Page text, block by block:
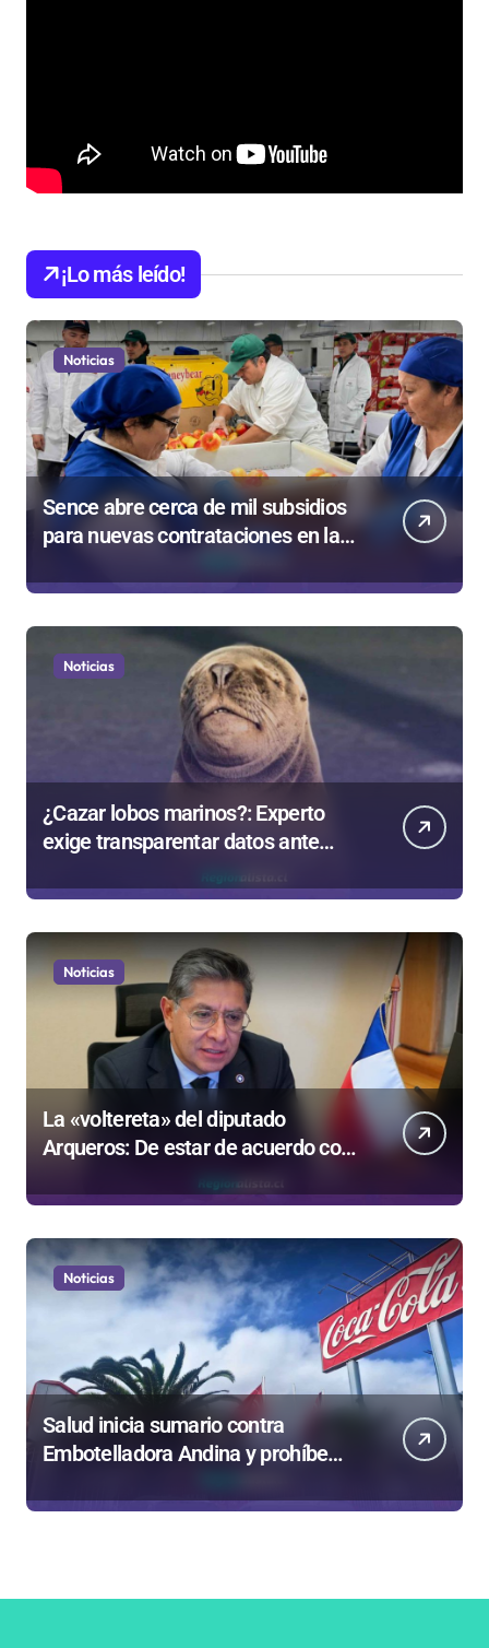
¡Lo más leído!
Noticias
Sence abre cerca de mil subsidios
para nuevas contrataciones en la
Noticias
¿Cazar lobos marinos?: Experto
exige transparentar datos ante
Gobierno
Noticias
La «voltereta» del diputado
Arqueros: De estar de acuerdo con
privatizar Codelco a defender una
empresa 100% estatal
Noticias
Salud inicia sumario contra
Embotelladora Andina y prohíbe
laborales